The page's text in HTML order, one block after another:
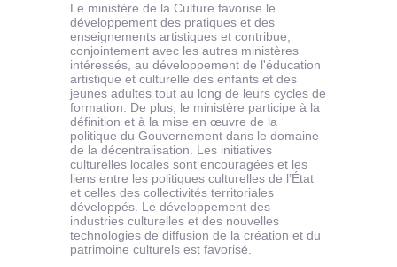
Le ministère de la Culture favorise le
développement des pratiques et des
enseignements artistiques et contribue,
conjointement avec les autres ministères
intéressés, au développement de l'éducation
artistique et culturelle des enfants et des
jeunes adultes tout au long de leurs cycles de
formation. De plus, le ministère participe à la
définition et à la mise en œuvre de la
politique du Gouvernement dans le domaine
de la décentralisation. Les initiatives
culturelles locales sont encouragées et les
liens entre les politiques culturelles de l’État
et celles des collectivités territoriales
développés. Le développement des
industries culturelles et des nouvelles
technologies de diffusion de la création et du
patrimoine culturels est favorisé.